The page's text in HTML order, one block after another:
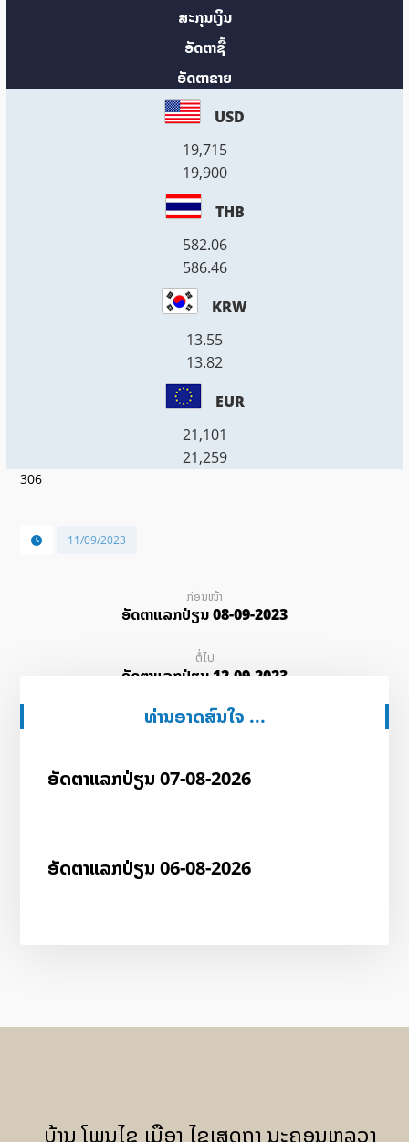
ສະກຸນເງິນ
ອັດຕາຊື້
ອັດຕາຂາຍ
USD
19,715
19,900
THB
582.06
586.46
KRW
13.55
13.82
EUR
21,101
21,259
306
11/09/2023
ກ່ອນໜ້າ
ອັດ​ຕາ​ແລກ​ປ່ຽນ 08-09-2023
ຕໍ່ໄປ
ອັດ​ຕາ​ແລກ​ປ່ຽນ 12-09-2023
ທ່ານອາດສົນໃຈ ...
ອັດ​ຕາ​ແລກ​ປ່ຽນ 07-08-2026
ອັດ​ຕາ​ແລກ​ປ່ຽນ 06-08-2026
ບ້ານ ໂພນໄຊ ເມືອງ ໄຊເສດຖາ ນະຄອນຫລວງ